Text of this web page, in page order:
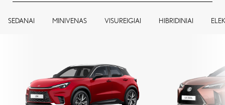
SEDANAI MINIVENAS VISUREIGIAI HIBRIDINIAI